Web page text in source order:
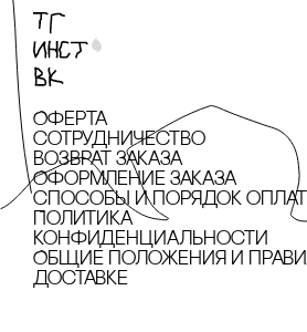
Оферта
сотрудничество
Возврат заказа
Оформление заказа
cпособы и порядок
Политика
конфиденциальности
Общие положения и
доставке